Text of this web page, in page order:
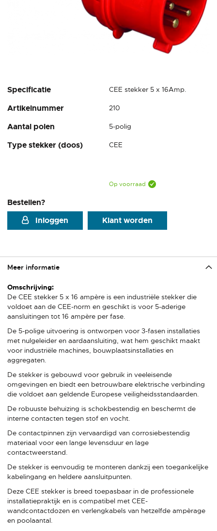
Specificatie CEE stekker 5 x 16Amp.
Artikelnummer 210
Aantal polen 5-polig
Type stekker (doos) CEE
Op voorraad
Bestellen?
Inloggen
Klant worden
Ga
het
van
afbeeldingen-
Meer informatie
Meer
informatie
De CEE stekker 5 x 16 ampère is een industriële stekker die
voldoet aan de CEE-norm en geschikt is voor 5-aderige
aansluitingen tot 16 ampère per fase.
De 5-polige uitvoering is ontworpen voor 3-fasen installaties
met nulgeleider en aardaansluiting, wat hem geschikt maakt
voor industriële machines, bouwplaatsinstallaties en
aggregaten.
De stekker is gebouwd voor gebruik in veeleisende
omgevingen en biedt een betrouwbare elektrische verbinding
die voldoet aan geldende Europese veiligheidsstandaarden.
De robuuste behuizing is schokbestendig en beschermt de
interne contacten tegen stof en vocht.
De contactpinnen zijn vervaardigd van corrosiebestendig
materiaal voor een lange levensduur en lage
contactweerstand.
De stekker is eenvoudig te monteren dankzij een toegankelijke
kabelingang en heldere aansluitpunten.
Deze CEE stekker is breed toepasbaar in de professionele
installatiepraktijk en is compatibel met CEE-
wandcontactdozen en verlengkabels van hetzelfde ampèrage
en poolaantal.